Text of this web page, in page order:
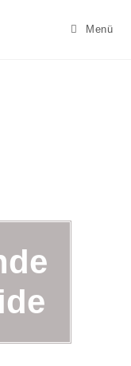
Menü